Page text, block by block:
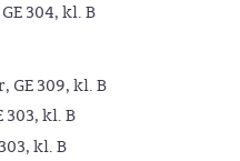
304, kl. B
GE 309, kl. B
303, kl. B
kl. B